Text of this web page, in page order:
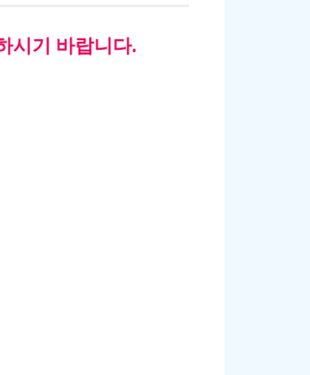
시기 바랍니다.